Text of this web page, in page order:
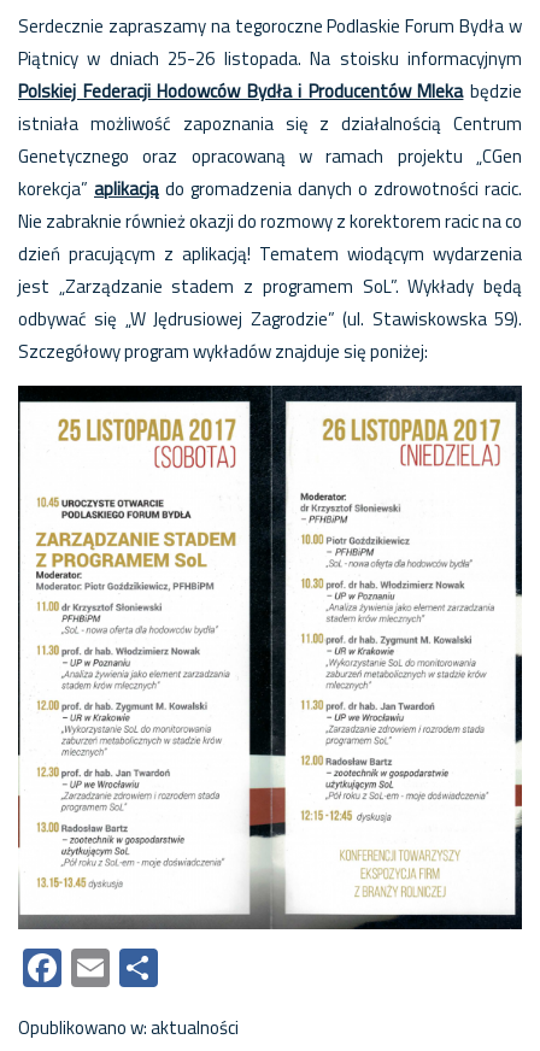
Serdecznie zapraszamy na tegoroczne Podlaskie Forum Bydła w
Piątnicy w dniach 25-26 listopada. Na stoisku informacyjnym
Polskiej Federacji Hodowców Bydła i Producentów Mlekabędzie
istniała możliwość zapoznania się z działalnością Centrum
Genetycznego oraz opracowaną w ramach projektu „CGen
korekcja” aplikacją do gromadzenia danych o zdrowotności racic.
Nie zabraknie również okazji do rozmowy z korektorem racic na co
dzień pracującym z aplikacją! Tematem wiodącym wydarzenia
jest „Zarządzanie stadem z programem SoL”. Wykłady będą
odbywać się „W Jędrusiowej Zagrodzie” (ul. Stawiskowska 59).
Szczegółowy program wykładów znajduje się poniżej:
Facebook
Email
Opublikowano w:aktualności